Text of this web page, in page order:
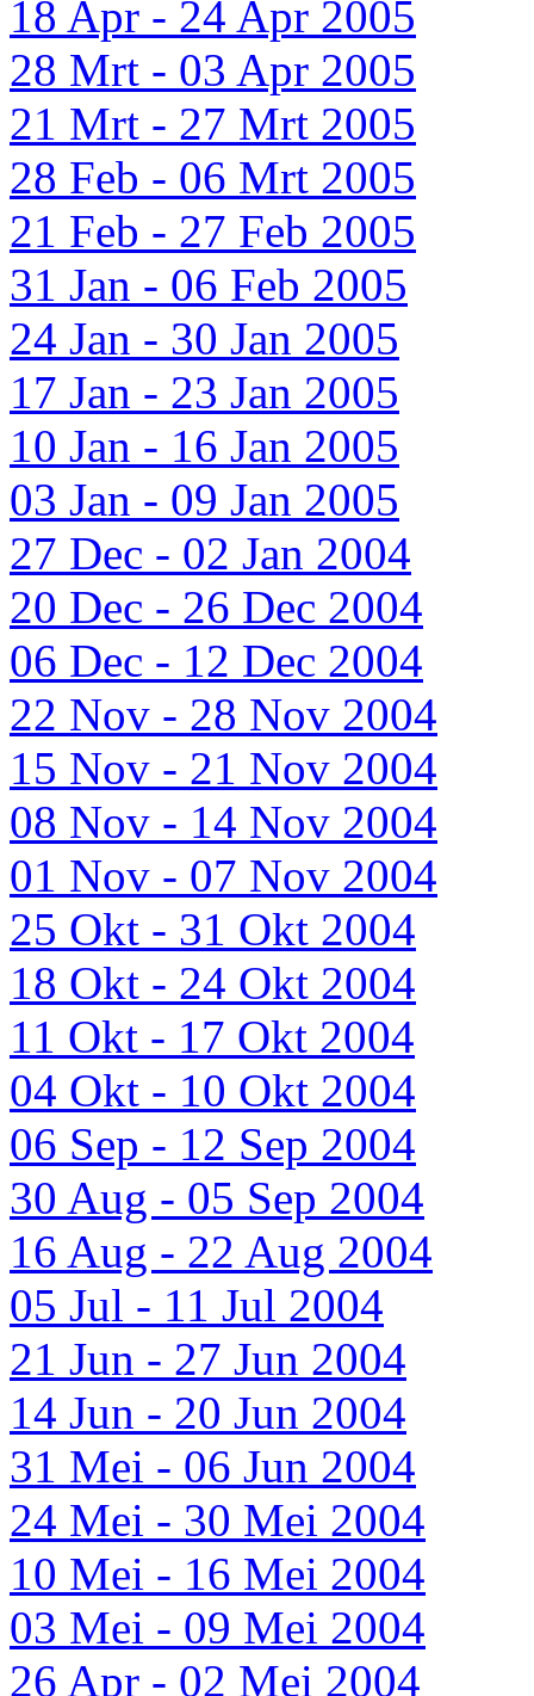
18 Apr - 24 Apr 2005
28 Mrt - 03 Apr 2005
21 Mrt - 27 Mrt 2005
28 Feb - 06 Mrt 2005
21 Feb - 27 Feb 2005
31 Jan - 06 Feb 2005
24 Jan - 30 Jan 2005
17 Jan - 23 Jan 2005
10 Jan - 16 Jan 2005
03 Jan - 09 Jan 2005
27 Dec - 02 Jan 2004
20 Dec - 26 Dec 2004
06 Dec - 12 Dec 2004
22 Nov - 28 Nov 2004
15 Nov - 21 Nov 2004
08 Nov - 14 Nov 2004
01 Nov - 07 Nov 2004
25 Okt - 31 Okt 2004
18 Okt - 24 Okt 2004
11 Okt - 17 Okt 2004
04 Okt - 10 Okt 2004
06 Sep - 12 Sep 2004
30 Aug - 05 Sep 2004
16 Aug - 22 Aug 2004
05 Jul - 11 Jul 2004
21 Jun - 27 Jun 2004
14 Jun - 20 Jun 2004
31 Mei - 06 Jun 2004
24 Mei - 30 Mei 2004
10 Mei - 16 Mei 2004
03 Mei - 09 Mei 2004
26 Apr - 02 Mei 2004